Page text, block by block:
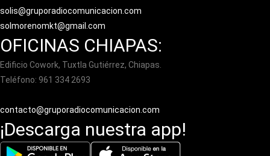
solis@gruporadiocomunicacion.com
solmorenomkt@gmail.com
OFICINAS CHIAPAS:
Edificio Cowork, Tuxtla Gutiérrez, Chiapas.
Teléfono: 961 334 2693
contacto@gruporadiocomunicacion.com
¡Descarga nuestra app!